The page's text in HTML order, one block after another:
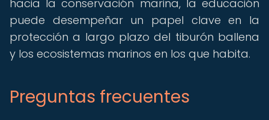
hacia la conservación marina, la educación
puede desempeñar un papel clave en la
protección a largo plazo del tiburón ballena
y los ecosistemas marinos en los que habita.
Preguntas frecuentes